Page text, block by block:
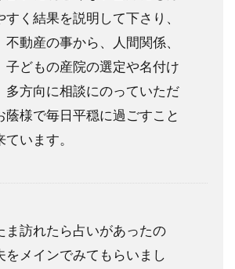
すく結果を説明して下さり、
不動産の事から、人間関係、
子どもの産院の選定や名付け
多方向に相談にのっていただ
蔭様で毎日平穏に過ごすこと
ています。
ま訪れたら占いがあったの
をメインでみてもらいまし